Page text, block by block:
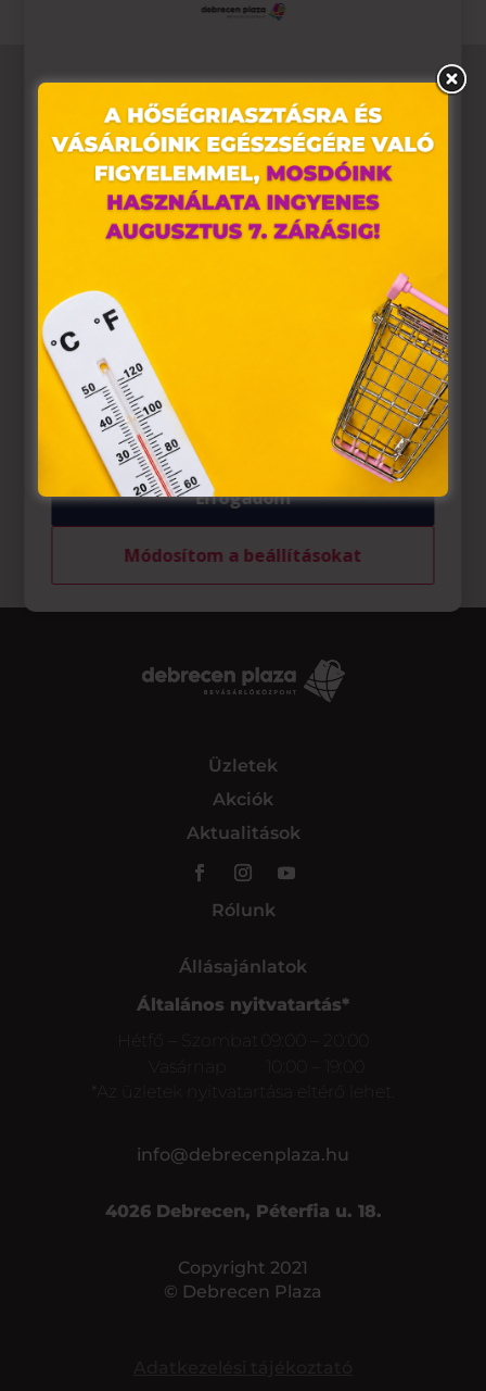
Üzletek
Akciók
Aktualitások
Rólunk
Állásajánlatok
Általános nyitvatartás*
Hétfő – Szombat
09:00 – 20:00
Vasárnap
*Az üzletek nyitvatartása eltérő lehet.
info@debrecenplaza.hu
4026 Debrecen, Péterfia u. 18.
Copyright 2021
© Debrecen Plaza
Weboldalunkon „cookie"-kat (továbbiakban „süti")
alkalmazunk. Ezek olyan fájlok, melyek információt
tárolnak webes böngészőjében. Ehhez az Ön
hozzájárulása szükséges.
A „sütiket" az elektronikus hírközlésről szóló 2003. évi C.
törvény, az elektronikus kereskedelmi szolgáltatások, az
információs társadalommal összefüggő szolgáltatások
egyes kérdéseiről szóló 2001. évi CVIII. törvény, valamint
az Európai Unió előírásainak megfelelően használjuk.
Azon weblapoknak, melyek az Európai Unió országain
belül működnek, a „sütik" használatához, és ezeknek a
felhasználó számítógépén vagy egyéb eszközén történő
tárolásához a felhasználók hozzájárulását kell kérniük.
Elfogadom
Módosítom a beállításokat